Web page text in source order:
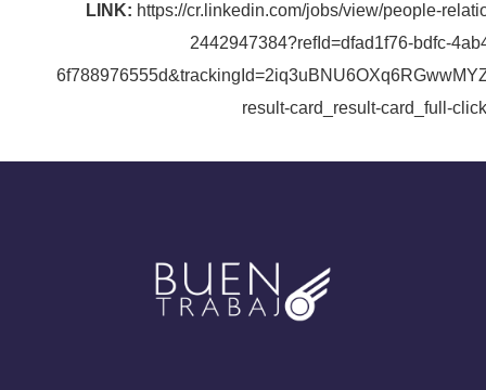
LINK: https://cr.linkedin.com/jobs/view/people-
2442947384?refId=dfad1f76-bdfc-
result-card_result-card_full-